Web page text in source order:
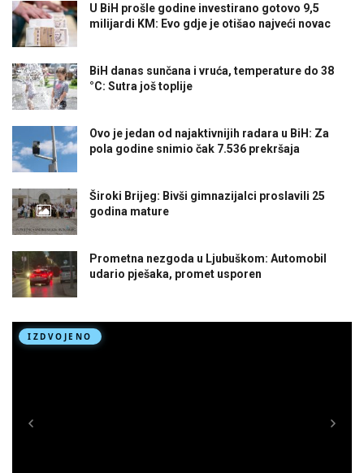
U BiH prošle godine investirano gotovo 9,5
milijardi KM: Evo gdje je otišao najveći novac
BiH danas sunčana i vruća, temperature do 38
°C: Sutra još toplije
Ovo je jedan od najaktivnijih radara u BiH: Za
pola godine snimio čak 7.536 prekršaja
Široki Brijeg: Bivši gimnazijalci proslavili 25
godina mature
Prometna nezgoda u Ljubuškom: Automobil
udario pješaka, promet usporen